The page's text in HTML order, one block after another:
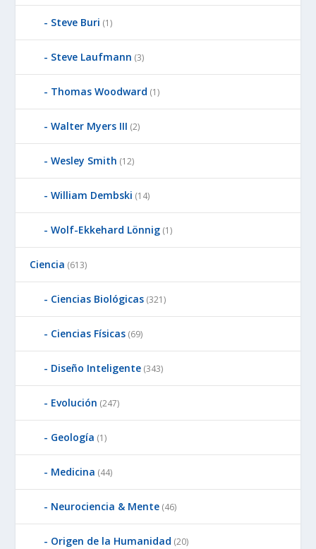
Steve Buri (1)
Steve Laufmann (3)
Thomas Woodward (1)
Walter Myers III (2)
Wesley Smith (12)
William Dembski (14)
Wolf-Ekkehard Lönnig (1)
Ciencia (613)
Ciencias Biológicas (321)
Ciencias Físicas (69)
Diseño Inteligente (343)
Evolución (247)
Geología (1)
Medicina (44)
Neurociencia & Mente (46)
Origen de la Humanidad (20)